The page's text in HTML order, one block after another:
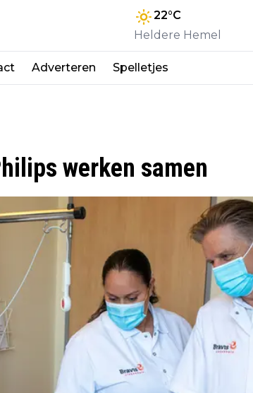
22°C
Heldere Hemel
Adverteren Spelletjes
werken samen